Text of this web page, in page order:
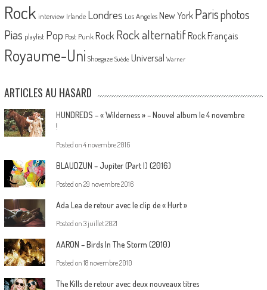
Rock interview Irlande Londres Los Angeles New York Parisphotos
Pias playlist Pop Post Punk Rock Rock alternatif Rock Français
Royaume-Uni Shoegaze Suède Universal Warner
ARTICLES AU HASARD
HUNDREDS – « Wilderness » – Nouvel album le 4 novembre
!
Posted on 4 novembre 2016
BLAUDZUN – Jupiter (Part I) (2016)
Posted on 29 novembre 2016
Ada Lea de retour avec le clip de « Hurt »
Posted on 3 juillet 2021
AARON – Birds In The Storm (2010)
Posted on 18 novembre 2010
The Kills de retour avec deux nouveaux titres